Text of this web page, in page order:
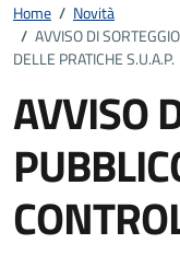
Home / Novità
/ AVVISO DI
DELLE PRATICHE S.U.A.P.
AVVISO